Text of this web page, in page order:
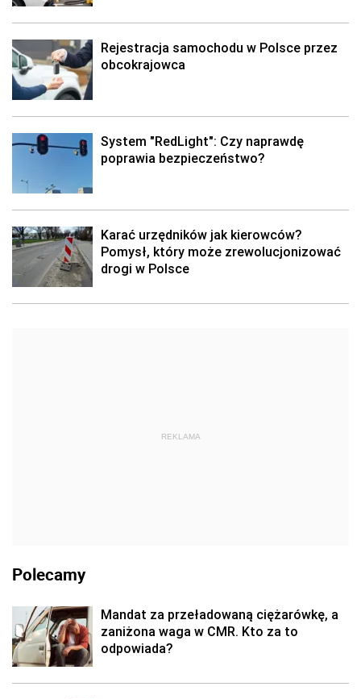
Rejestracja samochodu w Polsce przez
obcokrajowca
System "RedLight": Czy naprawdę
poprawia bezpieczeństwo?
Karać urzędników jak kierowców?
Pomysł, który może zrewolucjonizować
drogi w Polsce
REKLAMA
Polecamy
Mandat za przeładowaną ciężarówkę, a
zaniżona waga w CMR. Kto za to
odpowiada?